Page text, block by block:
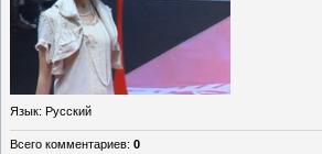
Язык: Русский
Всего комментариев: 0